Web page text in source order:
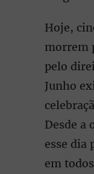
Hoje,
morrem
pelo
Junho
Desde a
esse dia
em